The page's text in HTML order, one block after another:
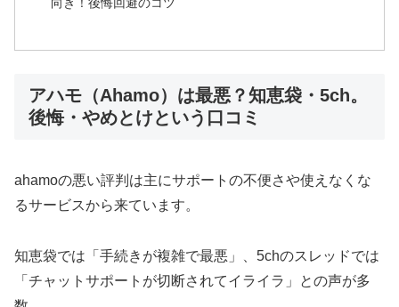
アハモ（Ahamo）は最悪？知恵袋・5ch。
後悔・やめとけという口コミ
ahamoの悪い評判は主にサポートの不便さや使えなくな
るサービスから来ています。
知恵袋では「手続きが複雑で最悪」、5chのスレッドでは
「チャットサポートが切断されてイライラ」との声が多